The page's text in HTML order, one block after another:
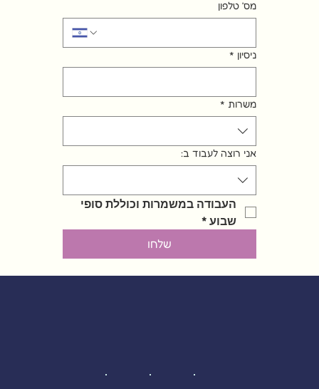
מס׳ טלפון
ניסיון *
משרות *
אני רוצה לעבוד ב:
שבוע *
שלחו